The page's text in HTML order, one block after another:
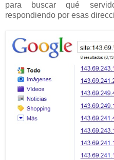
para buscar qué
respondiendo por esas